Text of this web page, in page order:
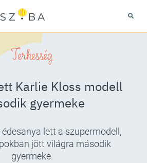
Terhesség
Karlie Kloss modell
gyermeke
lett a szupermodell,
jött világra második
gyermeke.